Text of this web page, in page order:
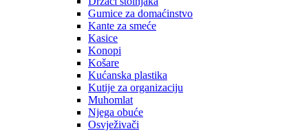
Gumice za domaćinstvo
Kante za smeće
Kasice
Konopi
Košare
Kućanska plastika
Kutije za organizaciju
Muhomlat
Njega obuće
Osvježivači